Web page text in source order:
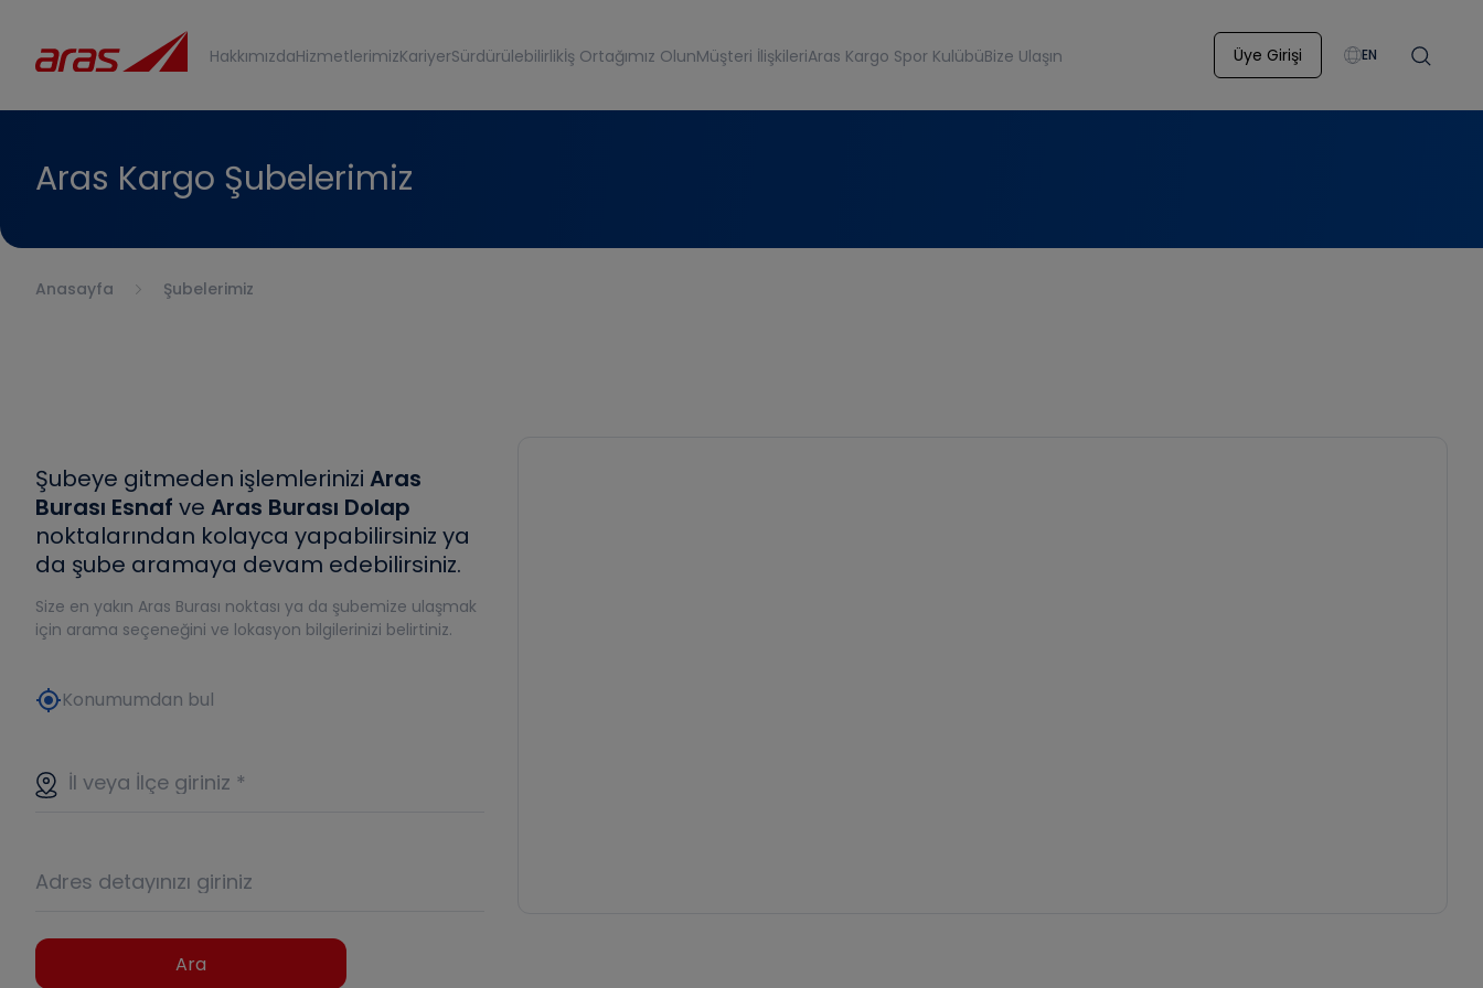
HakkımızdaHizmetlerimizKariyerSürdürülebilirlikİş Ortağımız OlunMüşteri İlişkileriAras Kargo Spor KulübüBize Ulaşın Üye Girişi EN
Aras Kargo Şubelerimiz
Anasayfa Şubelerimiz
Şubeye gitmeden işlemlerinizi Aras
Burası Esnaf ve Aras Burası Dolap
noktalarından kolayca yapabilirsiniz ya
da şube aramaya devam edebilirsiniz.
Size en yakın Aras Burası noktası ya da şubemize ulaşmak
için arama seçeneğini ve lokasyon bilgilerinizi belirtiniz.
my_locationKonumumdan bul
İl veya İlçe giriniz *
Adres detayınızı giriniz
Ara